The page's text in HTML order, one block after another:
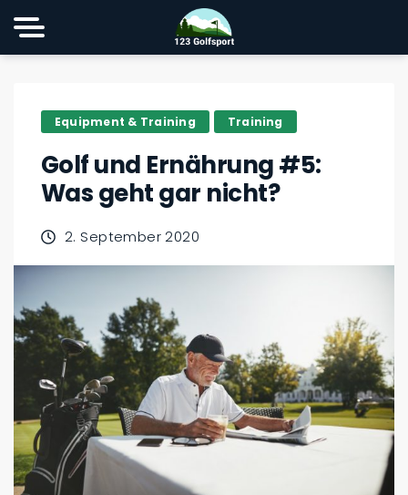
Equipment & Training Training
Golf und Ernährung #5:
Was geht gar nicht?
2. September 2020